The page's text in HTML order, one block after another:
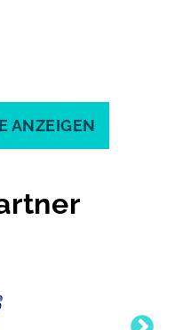
ANZEIGEN